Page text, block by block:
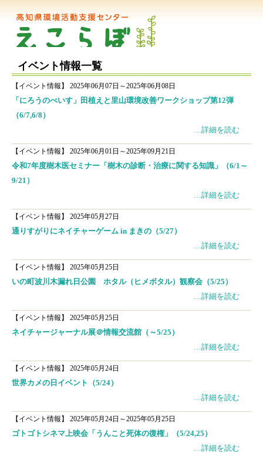
イベント情報一覧
【イベント情報】
2025年06月07日～2025年06月08日
「にろうのべいす」田植えと里山環境改善ワークショップ第12弾
（6/7,6/8）
…詳細を読む
【イベント情報】
2025年06月01日～2025年09月21日
令和7年度樹木医セミナー「樹木の診断・治療に関する知識」（6/1～
9/21）
…詳細を読む
【イベント情報】
2025年05月27日
通りすがりにネイチャーゲーム in まきの（5/27）
…詳細を読む
【イベント情報】
2025年05月25日
いの町波川木漏れ日公園 ホタル（ヒメボタル）観察会（5/25）
…詳細を読む
【イベント情報】
2025年05月25日
ネイチャージャーナル展＠情報交流館（～5/25）
…詳細を読む
【イベント情報】
2025年05月24日
世界カメの日イベント（5/24）
…詳細を読む
【イベント情報】
2025年05月24日～2025年05月25日
ゴトゴトシネマ上映会「うんこと死体の復権」（5/24,25）
…詳細を読む